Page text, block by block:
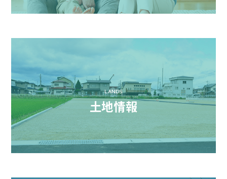
LANDS
土地情報